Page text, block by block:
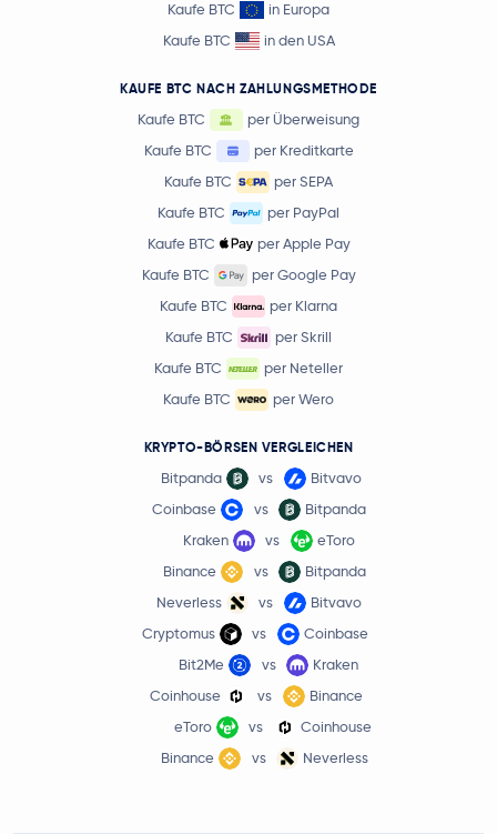
Kaufe BTC
in Europa
Kaufe BTC
in den USA
KAUFE BTC NACH ZAHLUNGSMETHODE
Kaufe BTC
per Überweisung
Kaufe BTC
per Kreditkarte
Kaufe BTC
per SEPA
Kaufe BTC
per PayPal
Kaufe BTC
per Apple Pay
Kaufe BTC
per Google Pay
Kaufe BTC
per Klarna
Kaufe BTC
per Skrill
Kaufe BTC
per Neteller
Kaufe BTC
per Wero
KRYPTO-BÖRSEN VERGLEICHEN
Bitpanda vs
Bitvavo
Coinbase
vs
Bitpanda
Kraken
vs
eToro
Binance
vs
Bitpanda
Neverless
vs
Bitvavo
Cryptomus
vs
Coinbase
Bit2Me
vs
Kraken
Coinhouse
vs
Binance
eToro
vs
Coinhouse
Binance
vs Neverless